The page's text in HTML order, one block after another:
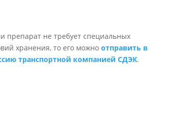
препарат не требует специальных
хранения, то его можно отправить в
транспортной компанией СДЭК.